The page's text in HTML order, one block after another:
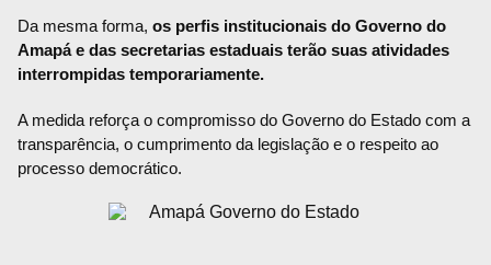
Da mesma forma, os perfis institucionais do Governo do
Amapá e das secretarias estaduais terão suas atividades
interrompidas temporariamente.
A medida reforça o compromisso do Governo do Estado com a
transparência, o cumprimento da legislação e o respeito ao
processo democrático.